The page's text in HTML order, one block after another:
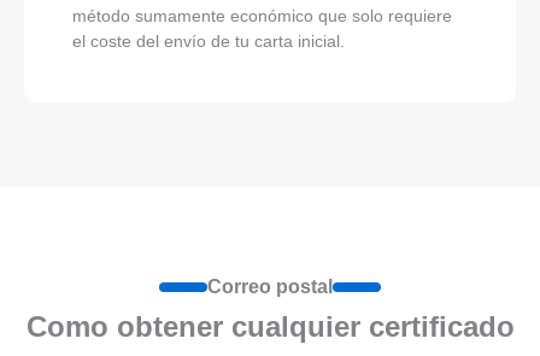
método sumamente económico que solo requiere
el coste del envío de tu carta inicial.
Correo postal
Como obtener cualquier certificado